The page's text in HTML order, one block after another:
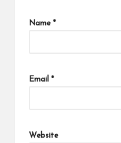
Name *
Email *
Website